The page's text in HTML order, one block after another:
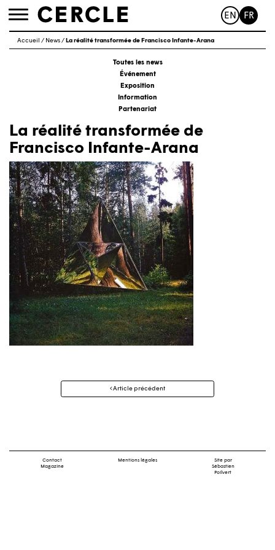
Toggle
EN FR
Accueil / News/ La réalité transformée de Francisco Infante-Arana
Toutes les news
Événement
Exposition
Information
Partenariat
La réalité transformée de
Francisco Infante-Arana
Navigation
Article précédent
Contact
Magazine
Mentions légales
Site par
Sébastien
Poilvert